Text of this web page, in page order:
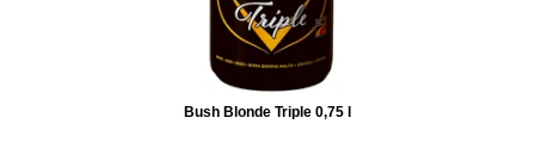
Bush Blonde Triple 0,75 l